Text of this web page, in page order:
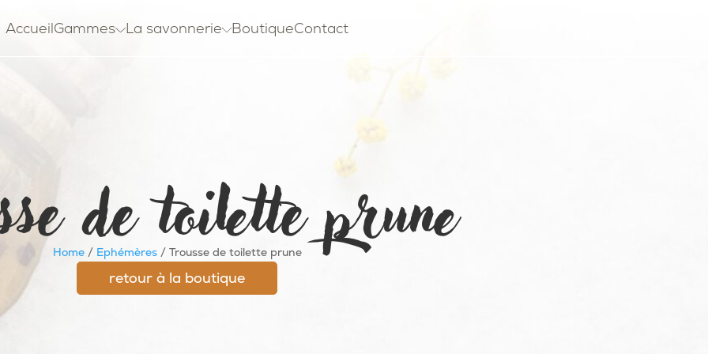
AccueilGammes La savonnerie BoutiqueContact
de toilette prune
Home/ Ephémères/ Trousse de toilette prune
retour à la boutique